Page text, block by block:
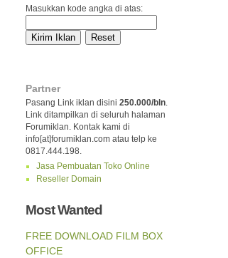
Masukkan kode angka di atas:
Partner
Pasang Link iklan disini 250.000/bln.
Link ditampilkan di seluruh halaman
Forumiklan. Kontak kami di
info[at]forumiklan.com atau telp ke
0817.444.198.
Jasa Pembuatan Toko Online
Reseller Domain
Most Wanted
FREE DOWNLOAD FILM BOX
OFFICE